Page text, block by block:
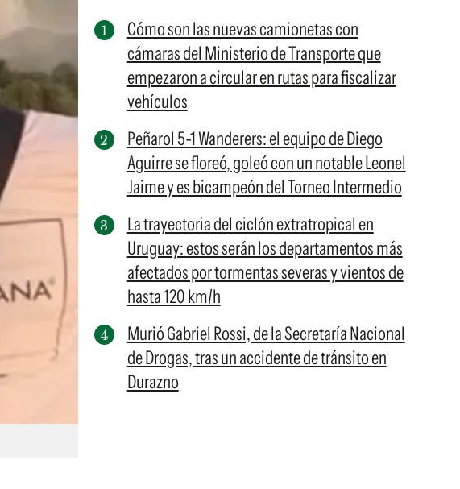
Cómo son las nuevas camionetas con
cámaras del Ministerio de Transporte que
empezaron a circular en rutas para fiscalizar
vehículos
Peñarol 5-1 Wanderers: el equipo de Diego
Aguirre se floreó, goleó con un notable Leonel
Jaime y es bicampeón del Torneo Intermedio
La trayectoria del ciclón extratropical en
Uruguay: estos serán los departamentos más
afectados por tormentas severas y vientos de
hasta 120 km/h
Murió Gabriel Rossi, de la Secretaría Nacional
de Drogas, tras un accidente de tránsito en
Durazno